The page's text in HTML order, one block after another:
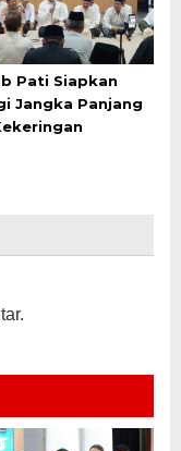
Pati Siapkan
Jangka Panjang